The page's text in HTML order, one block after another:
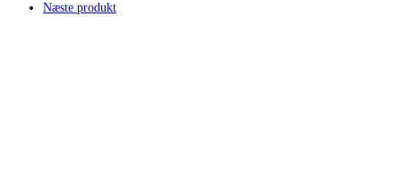
Næste produkt